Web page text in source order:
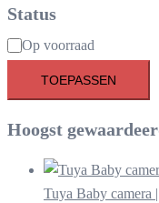
Status
Beschikbaarheid
Op voorraad
TOEPASSEN
Hoogst
Tuya Baby camera